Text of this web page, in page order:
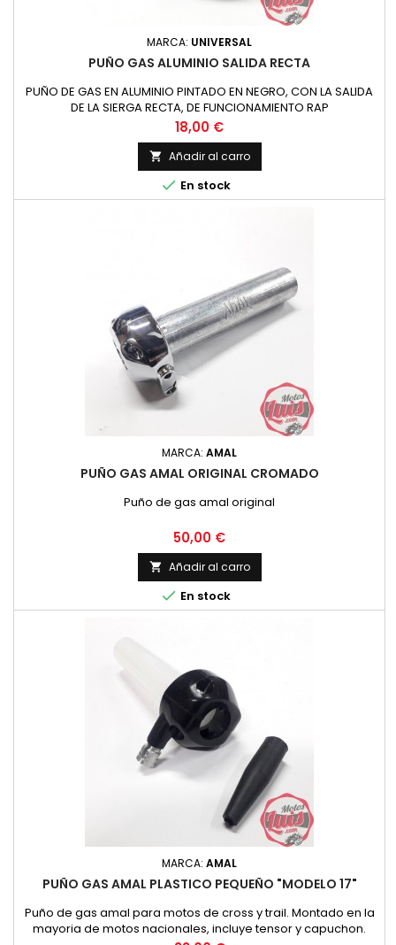
MARCA: UNIVERSAL
PUÑO GAS ALUMINIO SALIDA RECTA
PUÑO DE GAS EN ALUMINIO PINTADO EN NEGRO, CON LA SALIDA
DE LA SIERGA RECTA, DE FUNCIONAMIENTO RAP
Precio
18,00 €
 Añadir al carro
 En stock
MARCA: AMAL
PUÑO GAS AMAL ORIGINAL CROMADO
Puño de gas amal original
Precio
50,00 €
 Añadir al carro
 En stock
MARCA: AMAL
PUÑO GAS AMAL PLASTICO PEQUEÑO "MODELO 17"
Puño de gas amal para motos de cross y trail. Montado en la
mayoria de motos nacionales, incluye tensor y capuchon.